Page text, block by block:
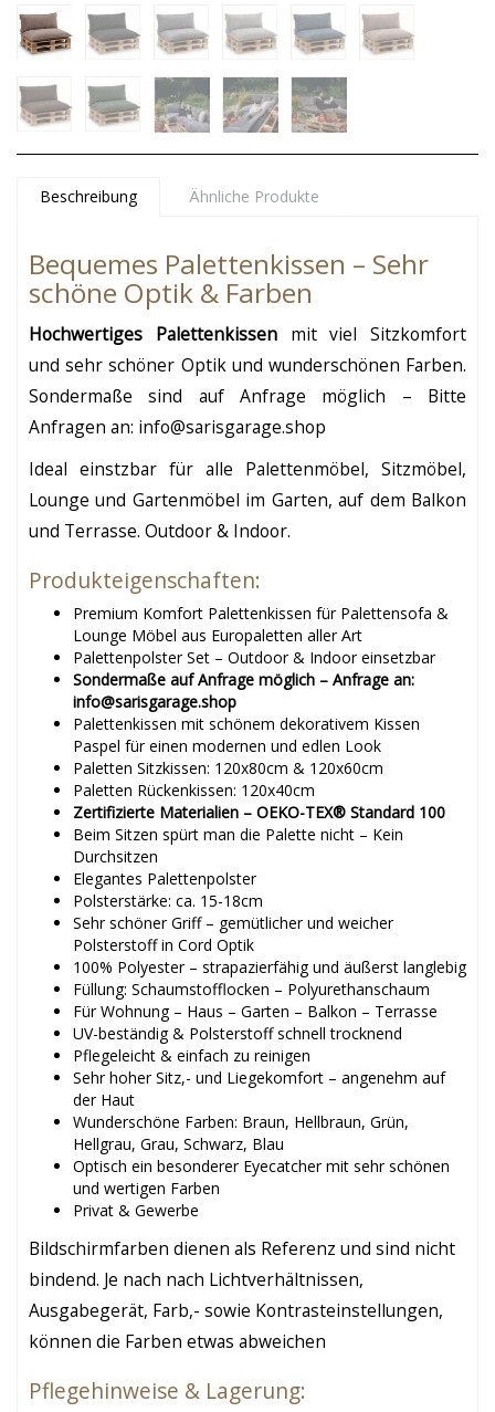
Beschreibung Ähnliche Produkte
Bequemes Palettenkissen – Sehr
schöne Optik & Farben
Hochwertiges Palettenkissenmit viel Sitzkomfort
und sehr schöner Optik und wunderschönen Farben.
Sondermaße sind auf Anfrage möglich – Bitte
Anfragen an: info@sarisgarage.shop
Ideal einstzbar für alle Palettenmöbel, Sitzmöbel,
Lounge und Gartenmöbel im Garten, auf dem Balkon
und Terrasse. Outdoor & Indoor.
Produkteigenschaften:
Premium Komfort Palettenkissen für Palettensofa &
Lounge Möbel aus Europaletten aller Art
Palettenpolster Set – Outdoor & Indoor einsetzbar
Sondermaße auf Anfrage möglich – Anfrage an:
info@sarisgarage.shop
Palettenkissen mit schönem dekorativem Kissen
Paspel für einen modernen und edlen Look
Paletten Sitzkissen: 120x80cm & 120x60cm
Paletten Rückenkissen: 120x40cm
Zertifizierte Materialien – OEKO-TEX® Standard 100
Beim Sitzen spürt man die Palette nicht – Kein
Durchsitzen
Elegantes Palettenpolster
Polsterstärke: ca. 15-18cm
Sehr schöner Griff – gemütlicher und weicher
Polsterstoff in Cord Optik
100% Polyester – strapazierfähig und äußerst langlebig
Füllung: Schaumstofflocken – Polyurethanschaum
Für Wohnung – Haus – Garten – Balkon – Terrasse
UV-beständig & Polsterstoff schnell trocknend
Pflegeleicht & einfach zu reinigen
Sehr hoher Sitz,- und Liegekomfort – angenehm auf
der Haut
Wunderschöne Farben: Braun, Hellbraun, Grün,
Hellgrau, Grau, Schwarz, Blau
Optisch ein besonderer Eyecatcher mit sehr schönen
und wertigen Farben
Privat & Gewerbe
Bildschirmfarben dienen als Referenz und sind nicht
bindend. Je nach nach Lichtverhältnissen,
Ausgabegerät, Farb,- sowie Kontrasteinstellungen,
können die Farben etwas abweichen
Pflegehinweise & Lagerung: